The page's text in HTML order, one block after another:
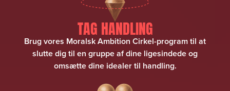
TAG HANDLING
Brug vores Moralsk Ambition Cirkel-program til at
slutte dig til en gruppe af dine ligesindede og
omsætte dine idealer til handling.